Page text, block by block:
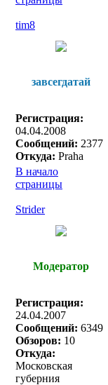
tim8
завсегдатай
Регистрация:
04.04.2008
Сообщений: 2377
Откуда: Praha
В начало
страницы
Strider
Модератор
Регистрация:
24.04.2007
Сообщений: 6349
Обзоров: 10
Откуда:
Московская
губерния